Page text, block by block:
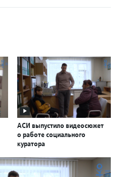
АСИ выпустило видеосюжет
о работе социального
куратора